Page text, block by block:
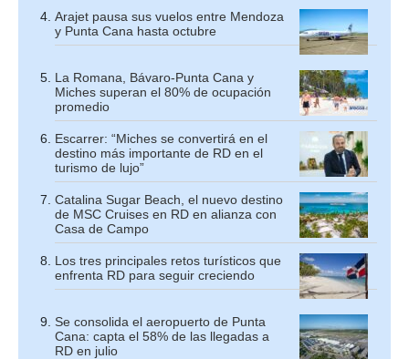
Arajet pausa sus vuelos entre Mendoza
y Punta Cana hasta octubre
La Romana, Bávaro-Punta Cana y
Miches superan el 80% de ocupación
promedio
Escarrer: “Miches se convertirá en el
destino más importante de RD en el
turismo de lujo”
Catalina Sugar Beach, el nuevo destino
de MSC Cruises en RD en alianza con
Casa de Campo
Los tres principales retos turísticos que
enfrenta RD para seguir creciendo
Se consolida el aeropuerto de Punta
Cana: capta el 58% de las llegadas a
RD en julio